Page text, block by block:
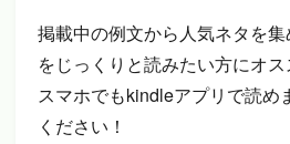
掲載中の例文から人気ネタを
をじっくりと読みたい方にオス
スマホでもkindleアプリで読め
ください！